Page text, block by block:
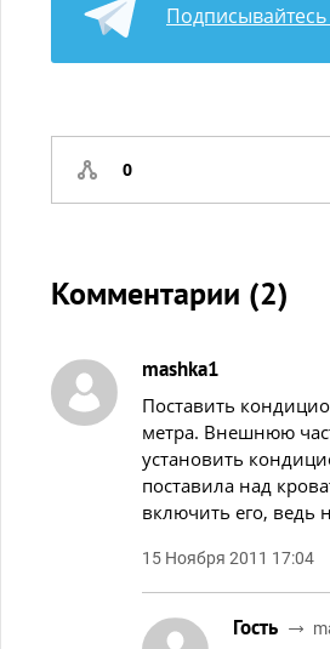
0
Комментарии (2)
mashka1
Поставить
метра. Внешнюю
установить
поставила над
включить его, ведь
15 Ноября 2011 17:04
Гость